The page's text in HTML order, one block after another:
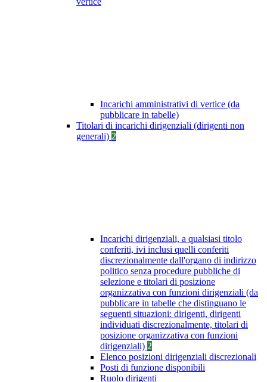
Incarichi amministrativi di vertice (da
pubblicare in tabelle)
Titolari di incarichi dirigenziali (dirigenti non
generali) 2
Incarichi dirigenziali, a qualsiasi titolo
conferiti, ivi inclusi quelli conferiti
discrezionalmente dall'organo di indirizzo
politico senza procedure pubbliche di
selezione e titolari di posizione
organizzativa con funzioni dirigenziali (da
pubblicare in tabelle che distinguano le
seguenti situazioni: dirigenti, dirigenti
individuati discrezionalmente, titolari di
posizione organizzativa con funzioni
dirigenziali) 2
Elenco posizioni dirigenziali discrezionali
Posti di funzione disponibili
Ruolo dirigenti